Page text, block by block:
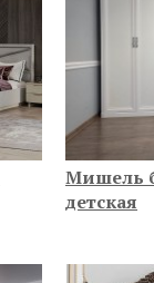
Мишель
детская